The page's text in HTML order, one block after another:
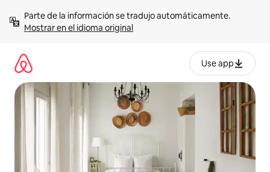
contenidoMostrar en el idioma original
Use app